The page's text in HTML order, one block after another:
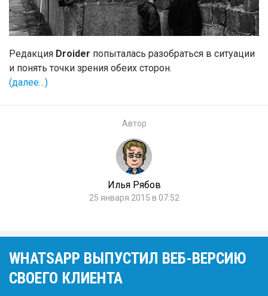
Редакция Droider попыталась разобраться в ситуации
и понять точки зрения обеих сторон.
(далее…)
Автор
Илья Рябов
25 января 2015 в 07:52
WHATSAPP ВЫПУСТИЛ ВЕБ-ВЕРСИЮ
СВОЕГО КЛИЕНТА